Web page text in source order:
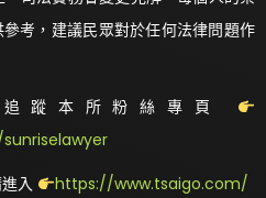
考，建議民眾對於任何法律問題作
蹤本所粉絲專頁
入
https://www.tsaigo.com/